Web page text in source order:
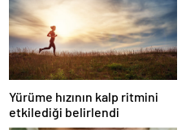
Yürüme hızının kalp ritmini
etkilediği belirlendi